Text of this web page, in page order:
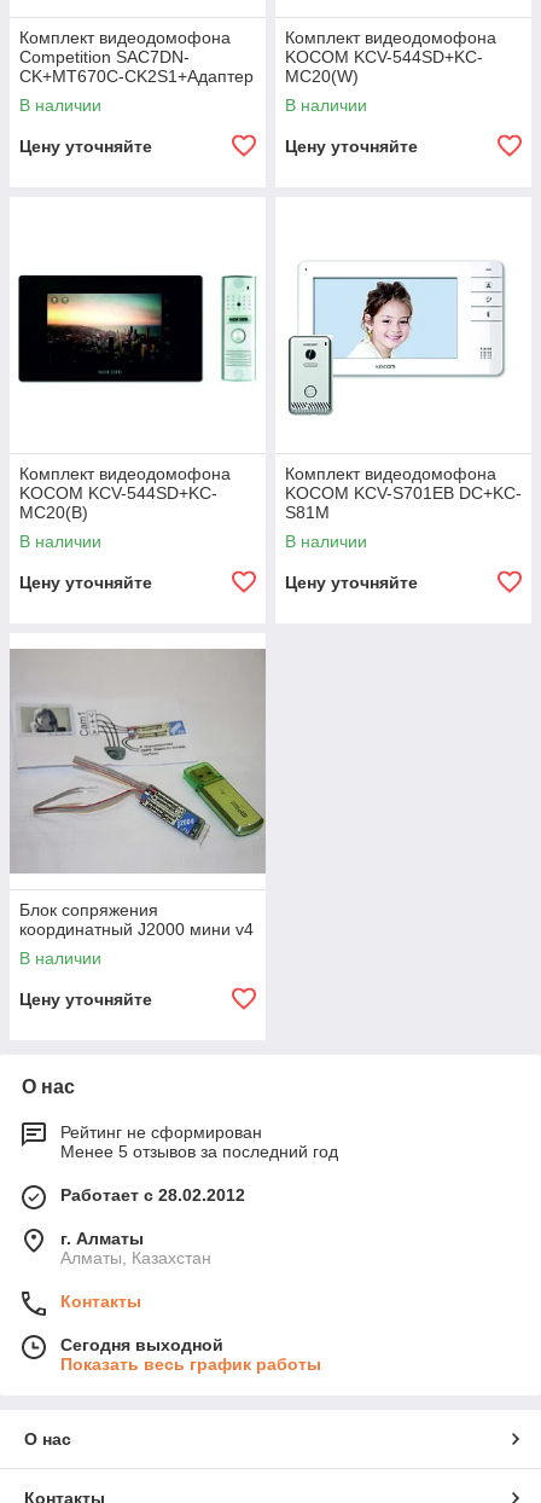
Комплект видеодомофона
Competition SAC7DN-
CK+MT670C-CK2S1+Адаптер
В наличии
Цену уточняйте
Комплект видеодомофона
KOCOM KCV-544SD+KC-
MC20(W)
В наличии
Цену уточняйте
Комплект видеодомофона
KOCOM KCV-544SD+KC-
MC20(B)
В наличии
Цену уточняйте
Комплект видеодомофона
KOCOM KCV-S701EB DC+KC-
S81M
В наличии
Цену уточняйте
Блок сопряжения
координатный J2000 мини v4
В наличии
Цену уточняйте
О нас
Рейтинг не сформирован
Менее 5 отзывов за последний год
Работает с 28.02.2012
г. Алматы
Алматы, Казахстан
Контакты
Сегодня выходной
Показать весь график работы
О нас
Контакты